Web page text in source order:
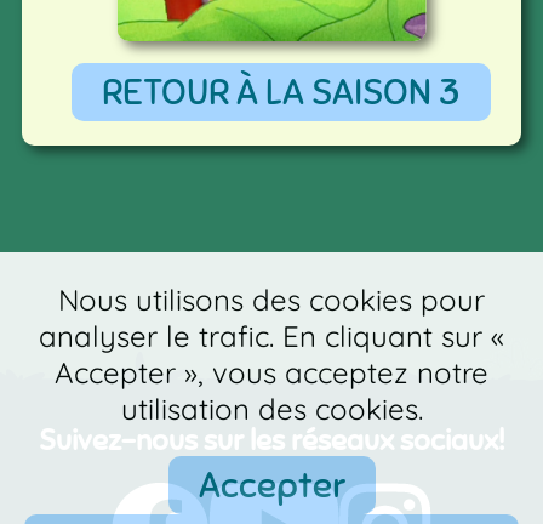
RETOUR À LA SAISON 3
Suivez-nous sur les réseaux sociaux!
Nous utilisons des cookies pour
analyser le trafic. En cliquant sur «
Accepter », vous acceptez notre
utilisation des cookies.
Accepter